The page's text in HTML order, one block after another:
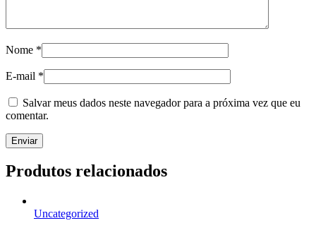
Nome *
E-mail *
Salvar meus dados neste navegador para a próxima vez que eu
comentar.
Produtos relacionados
Uncategorized